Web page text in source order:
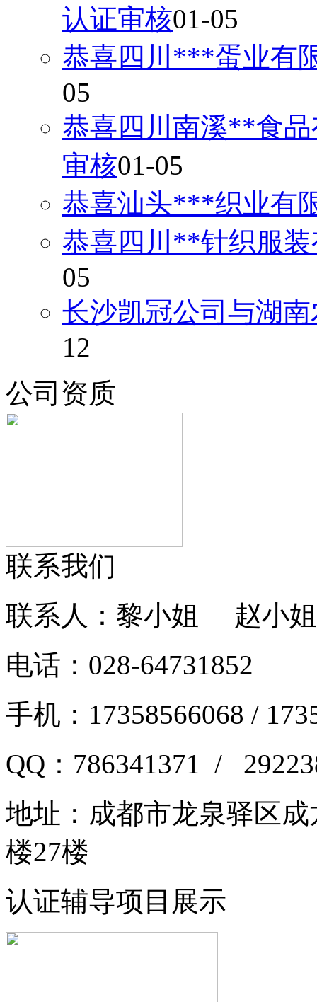
认证审核01-05
恭喜四川***蛋业有
05
恭喜四川南溪**食
审核01-05
恭喜汕头***织业有
恭喜四川**针织服
05
长沙凯冠公司与湖
12
公司资质
联系我们
联系人：黎小姐 赵小姐
电话：028-64731852
手机：17358566068 /
QQ：786341371 /
地址： 成都市龙泉驿区
楼27楼
认证辅导项目展示